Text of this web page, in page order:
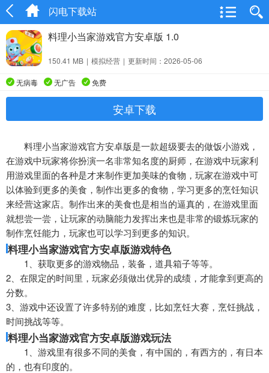
闪电下载站
料理小当家游戏官方安卓版 1.0
150.41 MB | 模拟经营 | 更新时间：2026-05-06
无病毒 无广告 免费
安卓下载
料理小当家游戏官方安卓版是一款超级要去的做饭小游戏，
在游戏中玩家将你扮演一名非常知名度的厨师，在游戏中玩家利
用游戏里面的各种是才来制作更加美味的食物，玩家在游戏中可
以体验到更多的美食，制作出更多的食物，学习更多的烹饪知识
来经营这家店。制作出来的美食也是相当的逼真的，在游戏里面
就想尝一尝，让玩家的动脑能力发挥出来也是非常的锻炼玩家的
制作烹饪能力，玩家也可以学习到更多的知识。
料理小当家游戏官方安卓版游戏特色
1、获取更多的游戏物品，装备，道具箱子等等。
2、在限定的时间里，玩家必须做出优异的成绩，才能拿到更高的
分数。
3、游戏中还设置了许多特别的难度，比如烹饪大赛，烹饪挑战，
时间挑战等等。
料理小当家游戏官方安卓版游戏玩法
1、游戏里有很多不同的美食，有中国的，有西方的，有日本
的，也有印度的。